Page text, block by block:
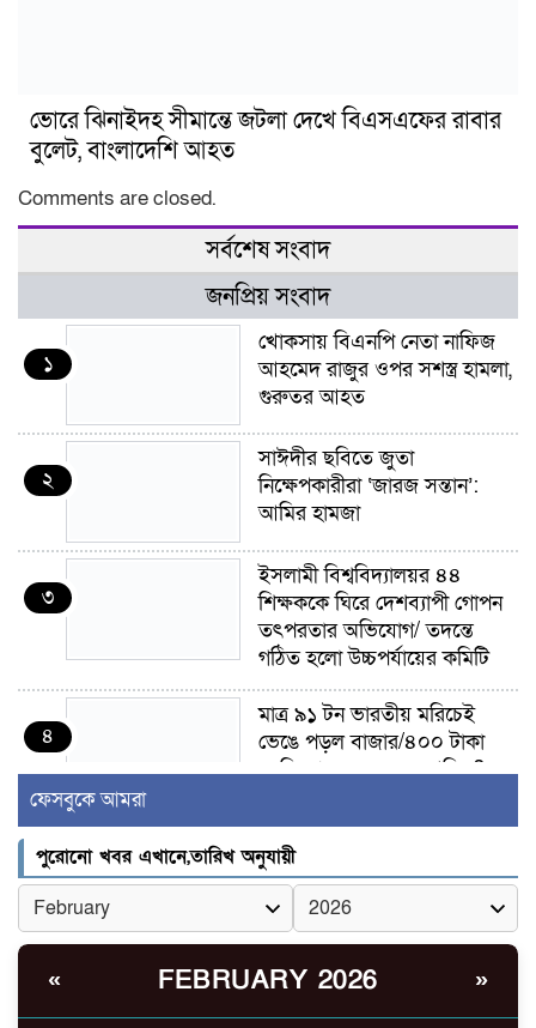
ভোরে ঝিনাইদহ সীমান্তে জটলা দেখে বিএসএফের রাবার
বুলেট, বাংলাদেশি আহত
Comments are closed.
সর্বশেষ সংবাদ
জনপ্রিয় সংবাদ
১
খোকসায় বিএনপি নেতা নাফিজ
আহমেদ রাজুর ওপর সশস্ত্র হামলা,
গুরুতর আহত
২
সাঈদীর ছবিতে জুতা
নিক্ষেপকারীরা ‘জারজ সন্তান’:
আমির হামজা
৩
ইসলামী বিশ্ববিদ্যালয়র ৪৪
শিক্ষককে ঘিরে দেশব্যাপী গোপন
তৎপরতার অভিযোগ/ তদন্তে
গঠিত হলো উচ্চপর্যায়ের কমিটি
৪
মাত্র ৯১ টন ভারতীয় মরিচেই
ভেঙে পড়ল বাজার/৪০০ টাকা
কেজি দাম কে ধরে রেখেছিল?
৫
জুলাই আন্দোলন ছিল সম্মিলিত,
লক্ষ্য হওয়া উচিত ঐক্য ও
রাষ্ট্রগঠন
ভোরে ঝিনাইদহ সীমান্তে জটলা
দেখে বিএসএফের রাবার বুলেট,
ফেসবুকে আমরা
পুরোনো খবর এখানে,তারিখ অনুযায়ী
« FEBRUARY 2026 »